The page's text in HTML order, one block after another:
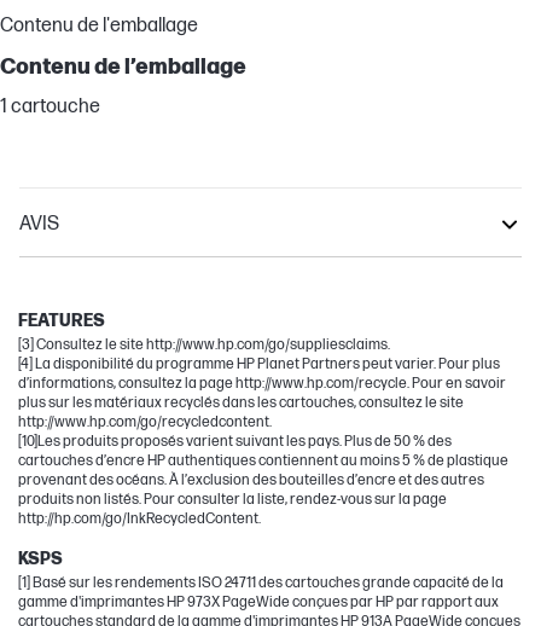
Contenu de l'emballage
Contenu de l’emballage
1 cartouche
AVIS
PageWide Pro
FEATURES
[3] Consultez le site http://www.hp.com/go/suppliesclaims.
[4] La disponibilité du programme HP Planet Partners peut varier. Pour plus
d’informations, consultez la page http://www.hp.com/recycle. Pour en savoir
plus sur les matériaux recyclés dans les cartouches, consultez le site
http://www.hp.com/go/recycledcontent.
[10]Les produits proposés varient suivant les pays. Plus de 50 % des
cartouches d’encre HP authentiques contiennent au moins 5 % de plastique
provenant des océans. À l’exclusion des bouteilles d’encre et des autres
produits non listés. Pour consulter la liste, rendez-vous sur la page
http://hp.com/go/InkRecycledContent.
KSPS
[1] Basé sur les rendements ISO 24711 des cartouches grande capacité de la
gamme d'imprimantes HP 973X PageWide conçues par HP par rapport aux
cartouches standard de la gamme d'imprimantes HP 913A PageWide conçues